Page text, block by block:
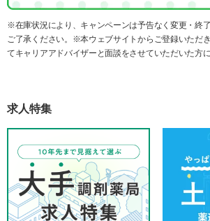
※在庫状況により、キャンペーンは予告なく変更・終
ご了承ください。※本ウェブサイトからご登録いただ
てキャリアアドバイザーと面談をさせていただいた方に
求人特集